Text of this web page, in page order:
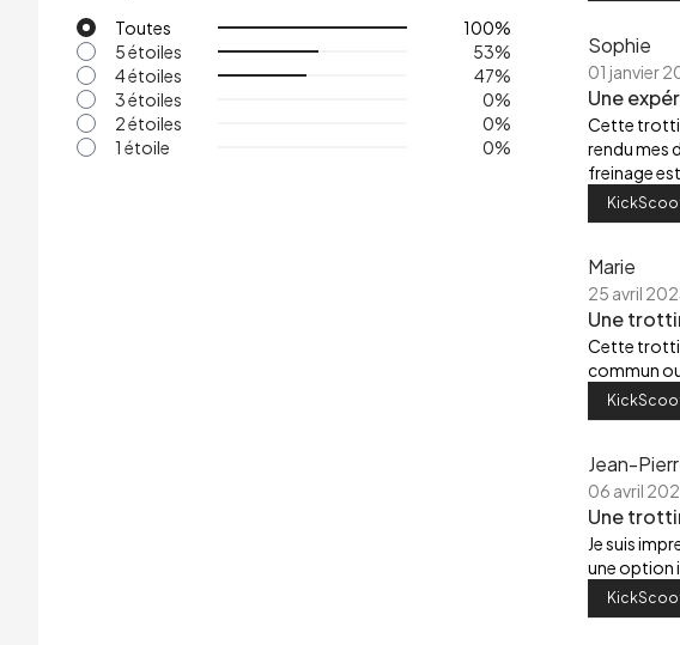
Toutes
100%
5 étoiles
53%
4 étoiles
47%
3 étoiles
0%
2 étoiles
0%
1 étoile
0%
Sophie
01 janvier
Une
Cette
rendu mes
freinage
Marie
25 avril
Une
Cette
commun
Jean-
06 avril
Une
Je suis
une option